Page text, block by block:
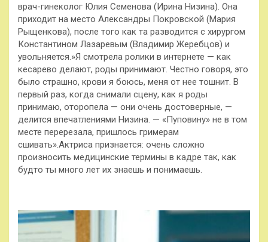
врач-гинеколог Юлия Семенова (Ирина Низина). Она
приходит на место Александры Покровской (Мария
Рыщенкова), после того как та разводится с хирургом
Константином Лазаревым (Владимир Жеребцов) и
увольняется.»Я смотрела ролики в интернете — как
кесарево делают, роды принимают. Честно говоря, это
было страшно, крови я боюсь, меня от нее тошнит. В
первый раз, когда снимали сцену, как я роды
принимаю, оторопела — они очень достоверные, —
делится впечатлениями Низина. — «Пуповину» не в том
месте перерезала, пришлось гримерам
сшивать».Актриса признается: очень сложно
произносить медицинские термины в кадре так, как
будто ты много лет их знаешь и понимаешь.